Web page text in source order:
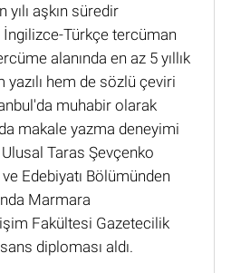
yılı aşkın süredir
Türkçe tercüman
alanında en az 5 yıllık
hem de sözlü çeviri
muhabir olarak
makale yazma deneyimi
Ulusal Taras Şevçenko
Edebiyatı Bölümünden
Marmara
Fakültesi Gazetecilik
diploması aldı.